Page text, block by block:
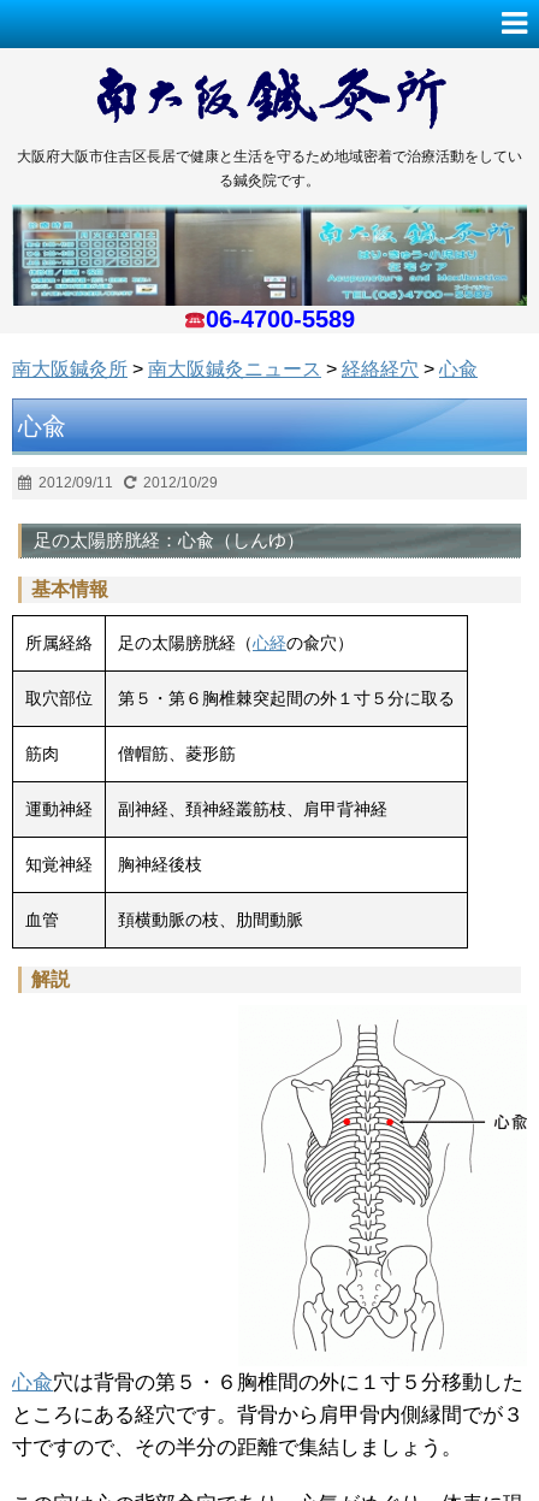
大阪府大阪市住吉区長居で健康と生活を守るため地域密着で治療活動をしてい
る鍼灸院です。
06-4700-5589
南大阪鍼灸所 > 南大阪鍼灸ニュース > 経絡経穴 > 心兪
心兪
2012/09/11 2012/10/29
足の太陽膀胱経：心兪（しんゆ）
基本情報
所属経絡 足の太陽膀胱経（心経の兪穴）
取穴部位 第５・第６胸椎棘突起間の外１寸５分に取る
筋肉 僧帽筋、菱形筋
運動神経 副神経、頚神経叢筋枝、肩甲背神経
知覚神経 胸神経後枝
血管 頚横動脈の枝、肋間動脈
解説
心兪穴は背骨の第５・６胸椎間の外に１寸５分移動した
ところにある経穴です。背骨から肩甲骨内側縁間でが３
寸ですので、その半分の距離で集結しましょう。